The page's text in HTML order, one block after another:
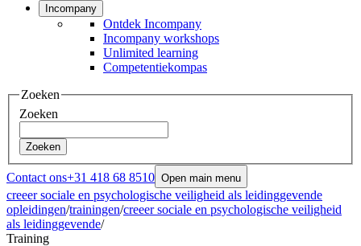
Incompany
Ontdek Incompany
Incompany workshops
Unlimited learning
Competentiekompas
Zoeken
Zoeken
Zoeken
Contact ons+31 418 68 8510 Open main menu
creeer sociale en psychologische veiligheid als leidinggevende
opleidingen/trainingen/creeer sociale en psychologische veiligheid
als leidinggevende/
Training